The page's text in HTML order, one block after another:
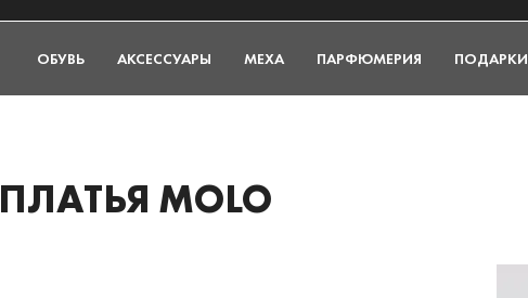
ОБУВЬ АКСЕССУАРЫ МЕХА ПАРФЮМЕРИЯ ПОДАРКИ
ПЛАТЬЯ MOLO